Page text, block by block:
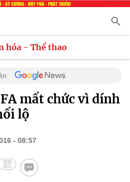
hóa - Thể thao
mất chức vì dính
lộ
- 08:57